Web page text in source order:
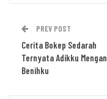
PREV POST
Cerita Bokep Sedarah
Ternyata Adikku
Benihku